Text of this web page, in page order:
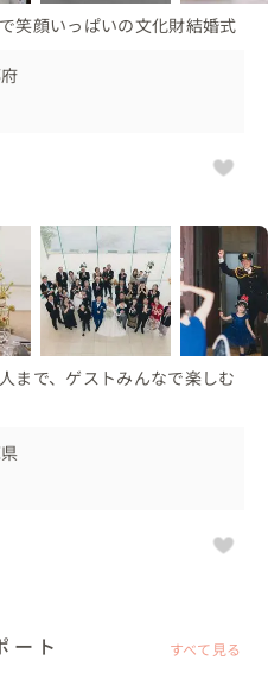
笑顔いっぱいの文化財結婚式
まで、ゲストみんなで楽しむ
ート すべて見る